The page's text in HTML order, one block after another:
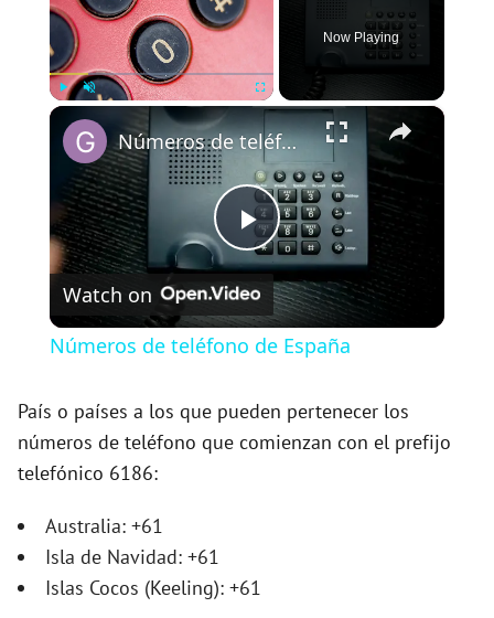
Fullscreen
Now Playing
×
P
l
y
i
Números de teléfono de España
Watch on
Números de teléfono de España
País o países a los que pueden pertenecer los
números de teléfono que comienzan con el prefijo
telefónico 6186:
Australia: +61
Isla de Navidad: +61
Islas Cocos (Keeling): +61